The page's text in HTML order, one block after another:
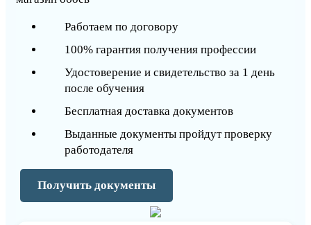
Работаем по договору
100% гарантия получения профессии
Удостоверение и свидетельство за 1 день
после обучения
Бесплатная доставка документов
Выданные документы пройдут проверку
работодателя
Получить документы